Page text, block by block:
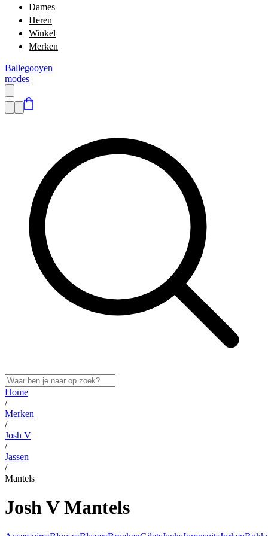
Dames
Heren
Winkel
Merken
Ballegooyen
modes
Home
/
Merken
/
Josh V
/
Jassen
/
Mantels
Josh V Mantels